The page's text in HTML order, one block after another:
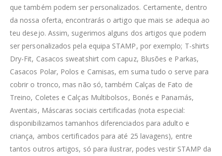
que também podem ser personalizados. Certamente, dentro
da nossa oferta, encontrarás o artigo que mais se adequa ao
teu desejo. Assim, sugerimos alguns dos artigos que podem
ser personalizados pela equipa STAMP, por exemplo; T-shirts
Dry-Fit, Casacos sweatshirt com capuz, Blusões e Parkas,
Casacos Polar, Polos e Camisas, em suma tudo o serve para
cobrir o tronco, mas não só, também Calças de Fato de
Treino, Coletes e Calças Multibolsos, Bonés e Panamás,
Aventais, Máscaras sociais certificadas (nota especial:
disponibilizamos tamanhos diferenciados para adulto e
criança, ambos certificados para até 25 lavagens), entre
tantos outros artigos, só para ilustrar, podes vestir STAMP da